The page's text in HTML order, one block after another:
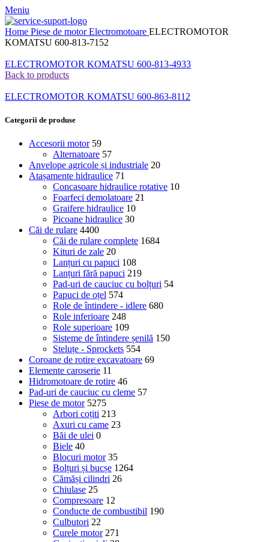
Meniu
Home Piese de motorElectromotoare ELECTROMOTOR
KOMATSU 600-813-7152
ELECTROMOTOR KOMATSU 600-813-4933
Back to products
ELECTROMOTOR KOMATSU 600-863-8112
Categorii de produse
Accesorii motor 59
Alternatoare 57
Anvelope agricole și industriale 20
Atașamente hidraulice 71
Concasoare hidraulice rotative 10
Foarfeci demolatoare 21
Graifere hidraulice 10
Picoane hidraulice 30
Căi de rulare 4400
Căi de rulare complete 1684
Kituri de zale 20
Lanțuri cu papuci 108
Lanțuri fără papuci 219
Pad-uri de cauciuc cu bolțuri 54
Papuci de oțel 574
Role de întindere - idlere 680
Role inferioare 248
Role superioare 109
Sisteme de întindere șenilă 150
Steluțe - Sprockets 554
Coroane de rotire excavatoare 69
Elemente caroserie 11
Hidromotoare de rotire 46
Pad-uri de cauciuc cu cleme 57
Piese de motor 5275
Arbori coțiti 213
Axuri cu came 23
Băi de ulei 0
Biele 40
Blocuri motor 35
Bolțuri și bucșe 1264
Cămăși cilindri 26
Chiulase 25
Compresoare 12
Conducte de combustibil 190
Culbutori 22
Curele motor 271